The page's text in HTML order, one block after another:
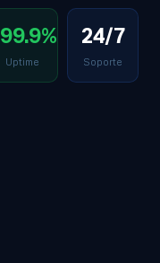
99.9%
Uptime
24/7
Soporte